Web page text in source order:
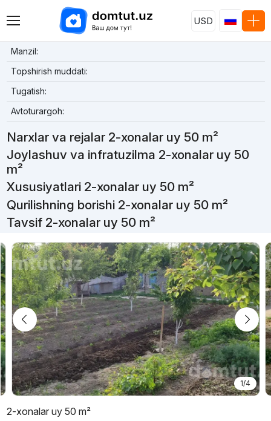
USD
Manzil:
Topshirish muddati:
Tugatish:
Avtoturargoh:
Narxlar va rejalar 2-xonalar uy 50 m²
Joylashuv va infratuzilma 2-xonalar uy 50
m²
Xususiyatlari 2-xonalar uy 50 m²
Qurilishning borishi 2-xonalar uy 50 m²
Tavsif 2-xonalar uy 50 m²
1/4
2-xonalar uy 50 m²